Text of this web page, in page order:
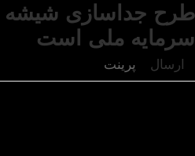
طرح جداسازی شیشه
سرمایه ملی است
ارسال پرینت